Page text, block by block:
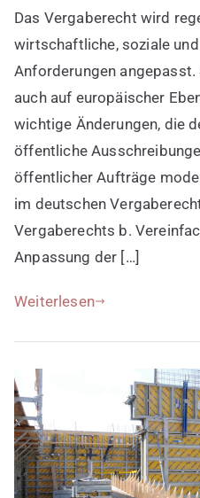
im
deutschen
Vergaberecht
Das Vergaberecht wird
wirtschaftliche, soziale
Anforderungen
auch auf europäischer
wichtige Änderungen, die
öffentliche
öffentlicher Aufträge
im deutschen
Vergaberechts b.
Anpassung der […]
Weiterlesen